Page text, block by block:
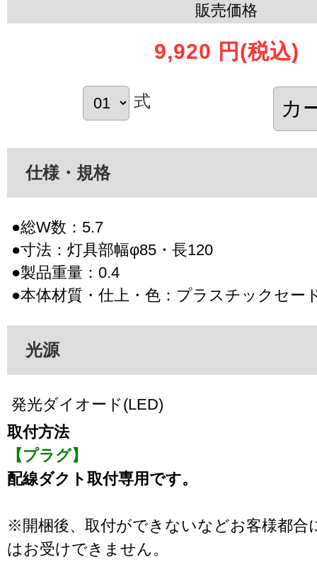
販売価格
9,920 円 (税込)
式
仕様・規格
●総W数：5.7
●寸法：灯具部幅φ85・長120
●製品重量：0.4
●本体材質・仕上・色：プラスチックセー
光源
発光ダイオード(LED)
取付方法
【プラグ】
配線ダクト取付専用です。
※開梱後、取付ができないなどお客様都合
はお受けできません。